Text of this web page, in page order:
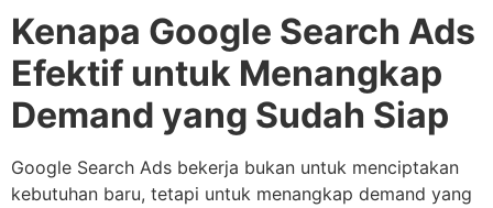
Kenapa Google Search Ads
Efektif untuk Menangkap
Demand yang Sudah Siap
Google Search Ads bekerja bukan untuk menciptakan
kebutuhan baru, tetapi untuk menangkap demand yang